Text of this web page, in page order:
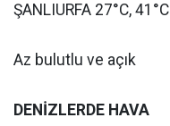
ŞANLIURFA 27°C, 41°C
Az bulutlu ve açık
DENİZLERDE HAVA